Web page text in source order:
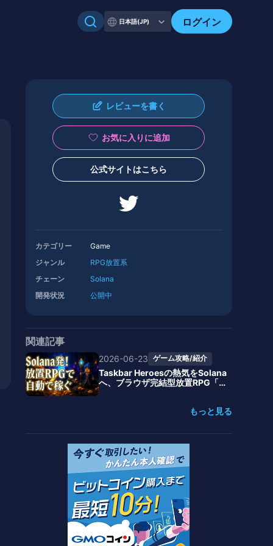
日本語(JP) ログイン
レビューを書く
お気に入りに追加
公式サイトはこちら
カテゴリー
Game
ジャンル
RPG放置系
チェーン
Solana
開発状況
公開中
関連記事
2026-06-23 ゲーム攻略/紹介
Taskbar Heroesの熱気をSolana
へ、ブラウザ完結型放置RPG「A
もっと見る